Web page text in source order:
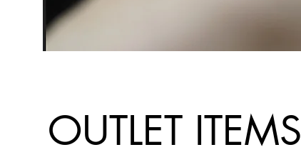
OUTLET ITEMS